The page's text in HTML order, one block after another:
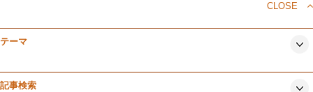
CLOSE
テーマ
記事検索